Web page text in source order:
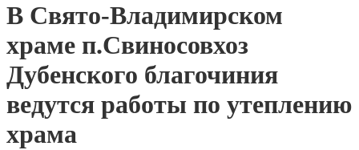
В Свято-Владимирском
храме п.Свиносовхоз
Дубенского благочиния
ведутся работы по утеплению
храма